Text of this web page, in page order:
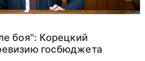
боя": Корецкий
госбюджета